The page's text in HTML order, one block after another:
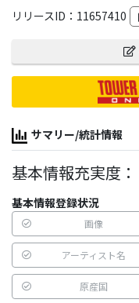
リリースID： 11657410
サマリー/統計情報
基本情報充実度：
基本情報登録状況
画像
アーティスト名
原産国